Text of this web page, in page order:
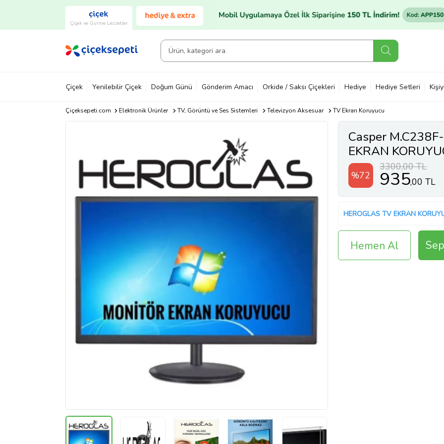
Çiçek ve Gurme Lezzetler
Çiçek Yenilebilir Çiçek Doğum Günü Gönderim Amacı Orkide / Saksı Çiçekleri Hediye Hediye Setleri
Çiçeksepeti.com Elektronik Ürünler TV, Görüntü ve Ses Sistemleri Televizyon Aksesuar TV Ekran Koruyucu
Casper
EKRAN
%72
3300,00 TL
935,00 TL
HEROGLAS TV EKRAN
Hemen Al